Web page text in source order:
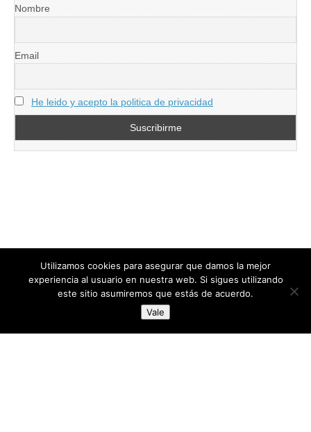
Nombre
Email
He leido y acepto la politica de privacidad
directoresdeseguridad.es
Diseñado por Centro Andaluz de Estudios y Entrenamiento
Utilizamos cookies para asegurar que damos la mejor
experiencia al usuario en nuestra web. Si sigues utilizando
este sitio asumiremos que estás de acuerdo.
Vale